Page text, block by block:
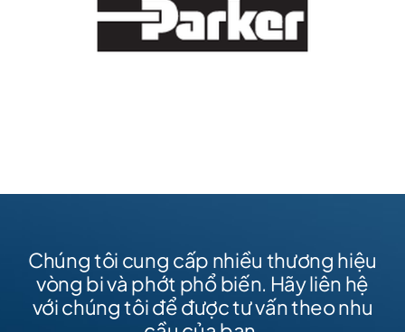
Chúng tôi cung cấp nhiều thương hiệu
vòng bi và phớt phổ biến. Hãy liên hệ
với chúng tôi để được tư vấn theo nhu